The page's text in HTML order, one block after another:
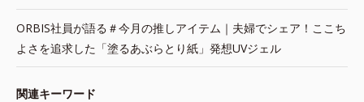
ORBIS社員が語る＃今月の推しアイテム｜夫婦でシェア！ここち
よさを追求した「塗るあぶらとり紙」発想UVジェル
関連キーワード